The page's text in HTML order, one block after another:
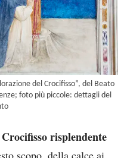
del Crocifisso”, del Beato
foto più piccole: dettagli del
risplendente
scopo, della calce ai